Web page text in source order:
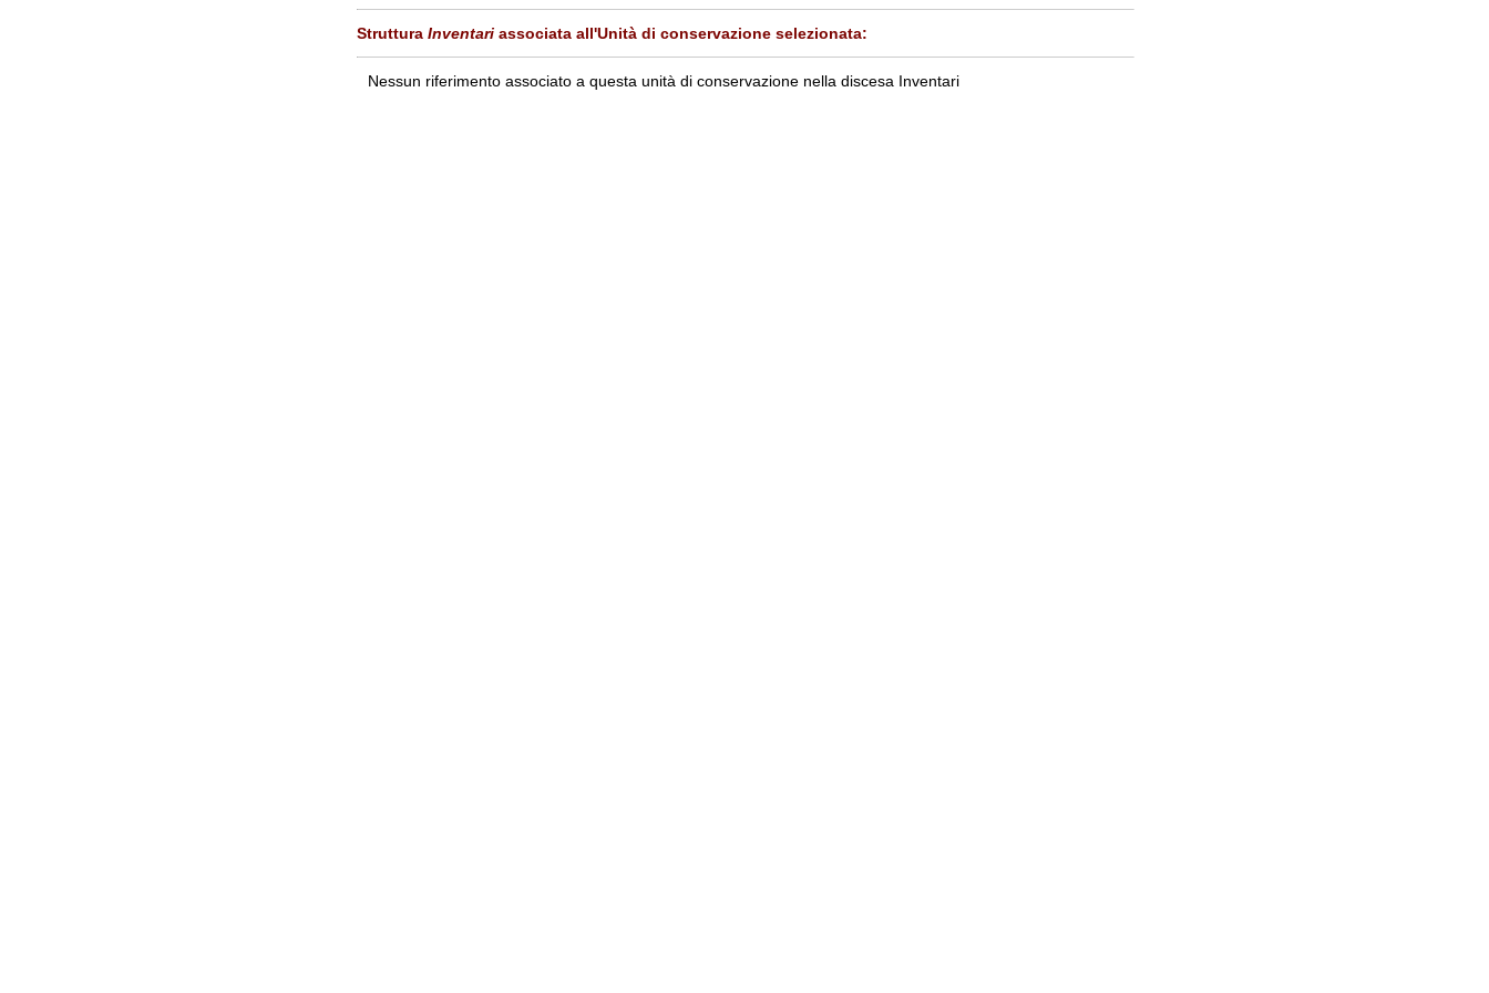
Struttura Inventari associata all'Unità di conservazione selezionata:
Nessun riferimento associato a questa unità di conservazione nella discesa Inventari